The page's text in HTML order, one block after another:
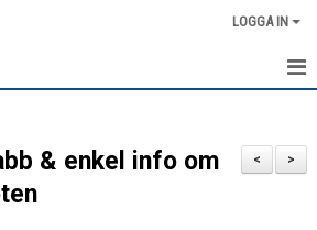
LOGGA IN
>
<
& enkel info om